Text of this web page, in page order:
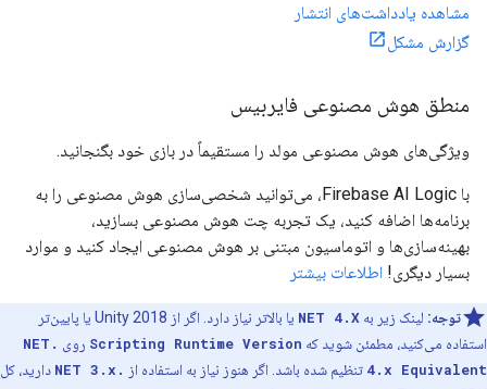
مشاهده یادداشت‌های انتشار
گزارش مشکل
منطق هوش مصنوعی فایربیس
ویژگی‌های هوش مصنوعی مولد را مستقیماً در بازی خود بگنجانید.
با Firebase AI Logic، می‌توانید شخصی‌سازی هوش مصنوعی را به
برنامه‌ها اضافه کنید، یک تجربه چت هوش مصنوعی بسازید،
بهینه‌سازی‌ها و اتوماسیون مبتنی بر هوش مصنوعی ایجاد کنید و موارد
بسیار دیگری! اطلاعات بیشتر
توجه: لینک زیر به NET 4.X
یا بالاتر نیاز دارد. اگر از Unity 2018 یا پایین‌تر
استفاده می‌کنید، مطمئن شوید که Scripting Runtime Version روی
.NET
4.x Equivalent تنظیم شده باشد. اگر هنوز نیاز به استفاده از .NET 3.x
دارید، کل